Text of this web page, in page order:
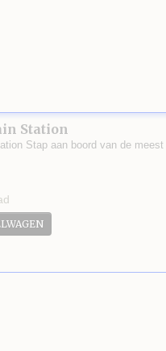
Station
Stap aan boord van de